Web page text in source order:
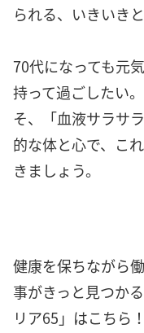
られる、いきいき
70代になっても元
持って過ごしたい
そ、「血液サラサ
的な体と心で、こ
きましょう。
健康を保ちながら
事がきっと見つか
リア65」はこちら！